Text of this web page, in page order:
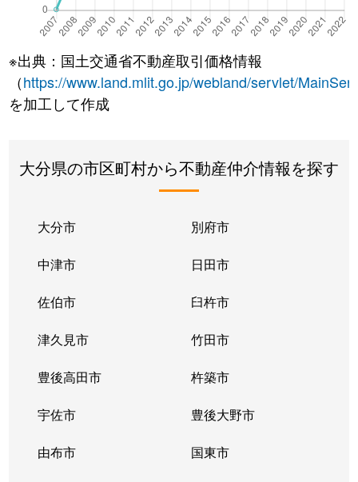
※出典：国土交通省不動産取引価格情報
（https://www.land.mlit.go.jp/webland/servlet/
を加工して作成
大分県の市区町村から不動産仲介情報を探す
大分市 別府市
中津市 日田市
佐伯市 臼杵市
津久見市 竹田市
豊後高田市 杵築市
宇佐市 豊後大野市
由布市 国東市